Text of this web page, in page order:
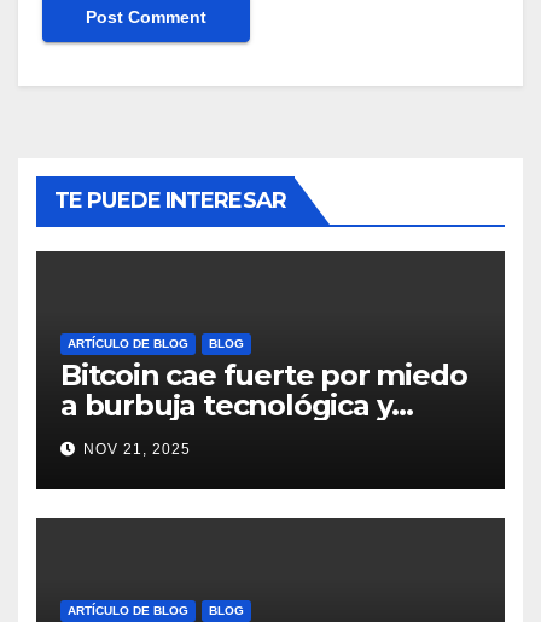
TE PUEDE INTERESAR
ARTÍCULO DE BLOG BLOG
Bitcoin cae fuerte por miedo
a burbuja tecnológica y
nervios en AI #crypto
#Bitcoin
NOV 21, 2025
ARTÍCULO DE BLOG BLOG